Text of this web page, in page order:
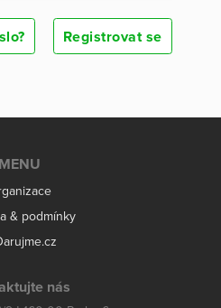
Registrovat se
MENU
& podmínky
nás